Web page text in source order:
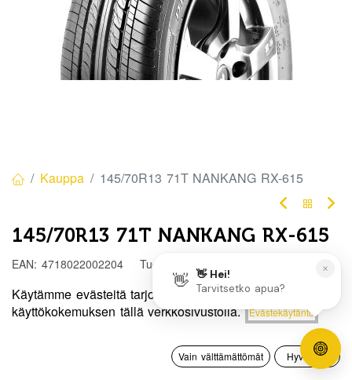
Hinta:
Lisää ostoskoriin
0
Toivelista Tili
Kauppa 145/70R13 71T NANKANG RX-615
145/70R13 71T NANKANG RX-615
EAN: 4718022002204 Tuotekoodi:
62,50€ / kpl
3 arkipäivää
Käytämme evästeitä tarjotaksemme sinulle paremman
käyttökokemuksen tällä verkkosivustolla.
Evästekäytäntö
Vain välttämättömät Hyväksyn